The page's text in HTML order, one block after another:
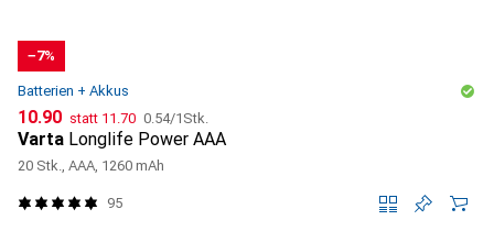
−7%
Batterien + Akkus
CHF
10.90 statt CHF
11.70 CHF
0.54/1Stk.
Varta Longlife Power AAA
20 Stk., AAA, 1260 mAh
95